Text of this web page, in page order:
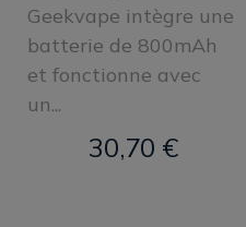
Geekvape intègre une
batterie de 800mAh
et fonctionne avec
un...
30,70 €